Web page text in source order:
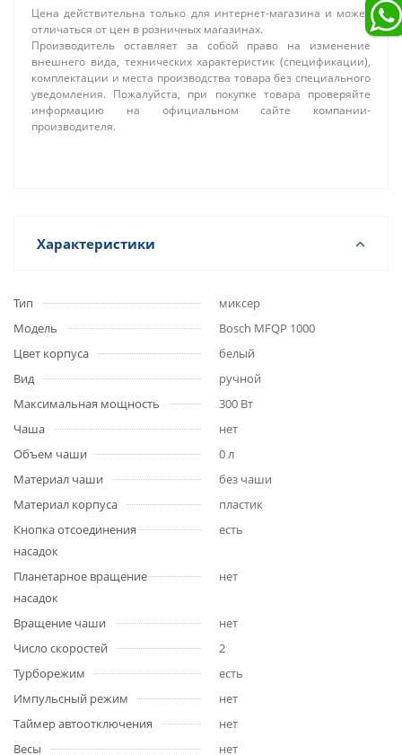
Цена действительна только для интернет-магазина и может
отличаться от цен в розничных магазинах.
Производитель оставляет за собой право на изменение
внешнего вида, технических характеристик (спецификации),
комплектации и места производства товара без специального
уведомления. Пожалуйста, при покупке товара проверяйте
информацию на официальном сайте компании-
производителя.
Характеристики
Тип
миксер
Модель
Bosch MFQP 1000
Цвет корпуса
белый
Вид
ручной
Максимальная мощность
300 Вт
Чаша
нет
Объем чаши
0 л
Материал чаши
без чаши
Материал корпуса
пластик
Кнопка отсоединения
насадок
есть
Планетарное вращение
насадок
нет
Вращение чаши
нет
Число скоростей
2
Турборежим
есть
Импульсный режим
нет
Таймер автоотключения
нет
Весы
нет